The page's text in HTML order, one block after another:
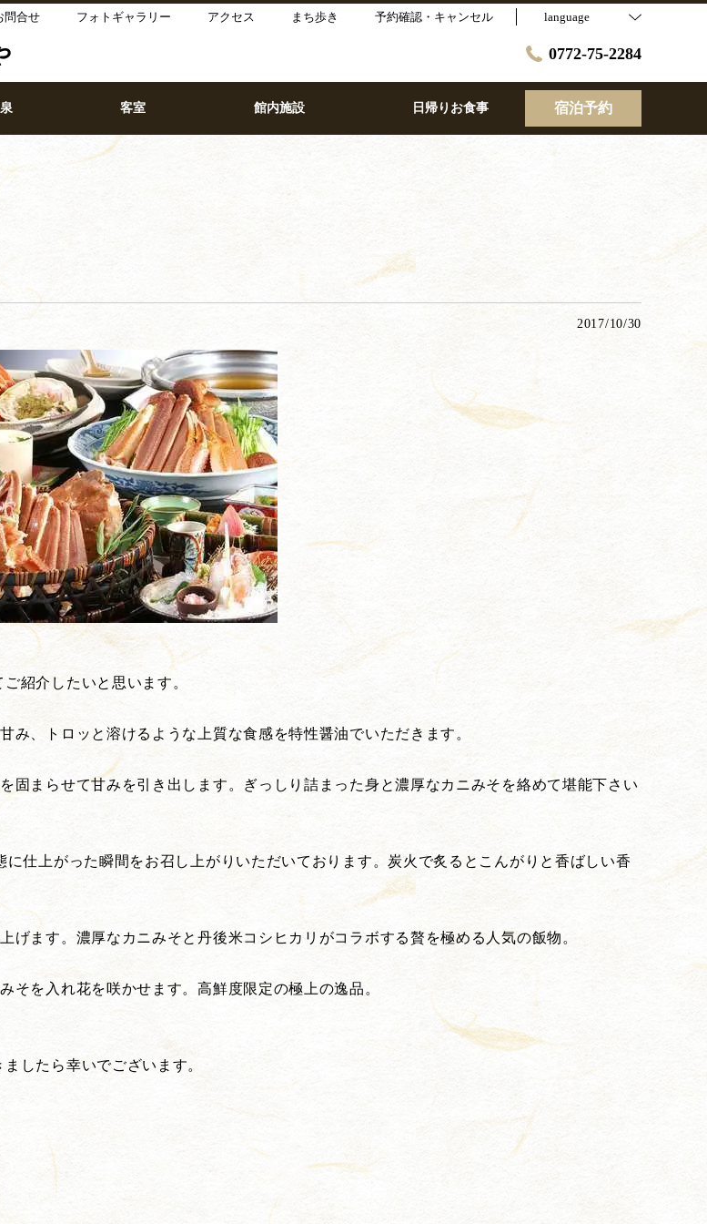
問合せ フォトギャラリー アクセス まち歩き 予約確認・キャンセル language
0772-75-2284
客室 館内施設 日帰りお食事 宿泊予約
2017/10/30
紹介したいと思います。
、トロッと溶けるような上質な食感を特性醤油でいただきます。
固まらせて甘みを引き出します。ぎっしり詰まった身と濃厚なカニみそを絡めて堪能下さい
仕上がった瞬間をお召し上がりいただいております。炭火で炙るとこんがりと香ばしい香
ます。濃厚なカニみそと丹後米コシヒカリがコラボする贅を極める人気の飯物。
を入れ花を咲かせます。高鮮度限定の極上の逸品。
したら幸いでございます。